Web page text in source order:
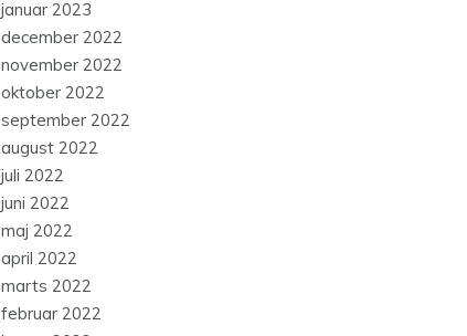
april 2023
marts 2023
februar 2023
januar 2023
december 2022
november 2022
oktober 2022
september 2022
august 2022
juli 2022
juni 2022
maj 2022